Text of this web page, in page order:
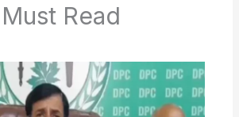
Must Read